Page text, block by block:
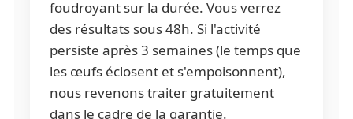
foudroyant sur la durée. Vous verrez
des résultats sous 48h. Si l'activité
persiste après 3 semaines (le temps que
les œufs éclosent et s'empoisonnent),
nous revenons traiter gratuitement
dans le cadre de la garantie.